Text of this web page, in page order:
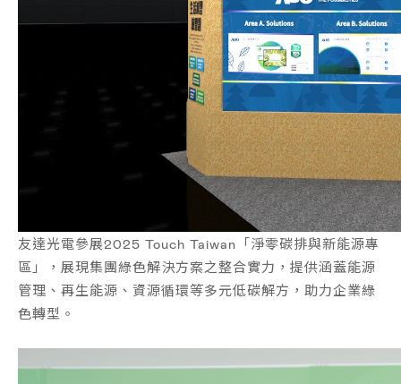
友達光電參展2025 Touch Taiwan「淨零碳排與新能源專
區」，展現集團綠色解決方案之整合實力，提供涵蓋能源
管理、再生能源、資源循環等多元低碳解方，助力企業綠
色轉型。
企業永續責任